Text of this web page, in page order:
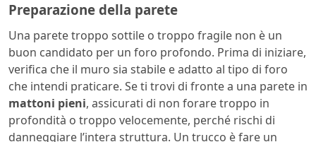
Preparazione della parete
Una parete troppo sottile o troppo fragile non è un
buon candidato per un foro profondo. Prima di iniziare,
verifica che il muro sia stabile e adatto al tipo di foro
che intendi praticare. Se ti trovi di fronte a una parete in
mattoni pieni, assicurati di non forare troppo in
profondità o troppo velocemente, perché rischi di
danneggiare l’intera struttura. Un trucco è fare un